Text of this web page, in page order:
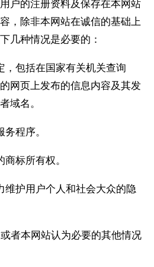
户的注册资料及保存在本网站
，除非本网站在诚信的基础上
几种情况是必要的：
，包括在国家有关机关查询
网页上发布的信息内容及其发
域名。
务程序。
商标所有权。
维护用户个人和社会大众的隐
者本网站认为必要的其他情况